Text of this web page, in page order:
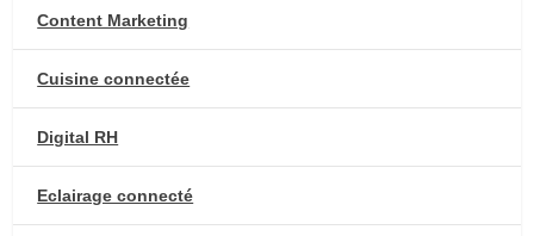
Content Marketing
Cuisine connectée
Digital RH
Eclairage connecté